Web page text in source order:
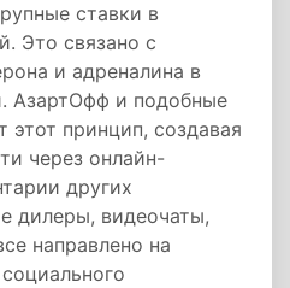
ставки в
Это связано с
и адреналина в
АзартОфф и подобные
принцип, создавая
через онлайн-
других
дилеры, видеочаты,
направлено на